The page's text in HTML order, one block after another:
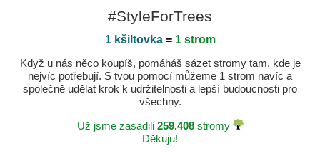
#StyleForTrees
1 kšiltovka= 1 strom
Když u nás něco koupíš, pomáháš sázet stromy tam, kde je
nejvíc potřebují. S tvou pomocí můžeme 1 strom navíc a
společně udělat krok k udržitelnosti a lepší budoucnosti pro
všechny.
Už jsme zasadili 259.408stromy
Děkuju!